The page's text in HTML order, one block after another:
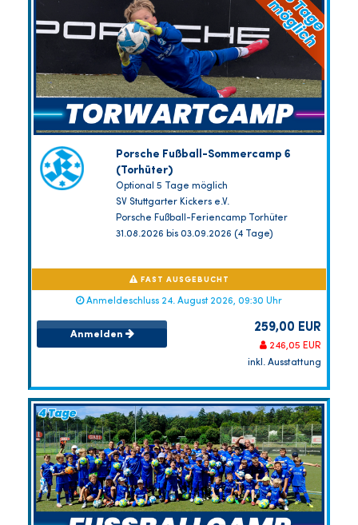
Porsche Fußball-Sommercamp 6
(Torhüter)
Optional 5 Tage möglich
SV Stuttgarter Kickers e.V.
Porsche Fußball-Feriencamp Torhüter
31.08.2026 bis 03.09.2026 (4 Tage)
FAST AUSGEBUCHT
Anmeldeschluss 24. August 2026, 09:30 Uhr
Anmelden 259,00 EUR
246,05 EUR
inkl. Ausstattung